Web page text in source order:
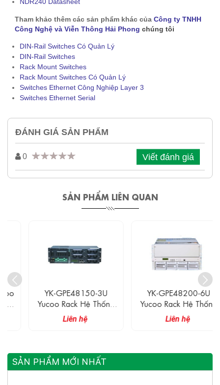
Tham khảo thêm các sản phẩm khác của Công ty TNHH
Công Nghệ và Viễn Thông Hải Phong chúng tôi
DIN-Rail Switches Có Quản Lý
DIN-Rail Switches
Rack Mount Switches
Rack Mount Switches Có Quản Lý
Switches Ethernet Công Nghiệp Layer 3
Switches Ethernet Serial
ĐÁNH GIÁ SẢN PHẨM
0 Viết đánh giá
SẢN PHẨM LIÊN QUAN
YK-GPE48150-3U
Yucoo Rack Hệ Thống
Chỉnh Lưu 48VDC 150A
3U
Liên hệ
YK-GPE48200-6U
Yucoo Rack Hệ Thống
Chỉnh Lưu 48VDC 200A
6U
Liên hệ
SẢN PHẨM MỚI NHẤT